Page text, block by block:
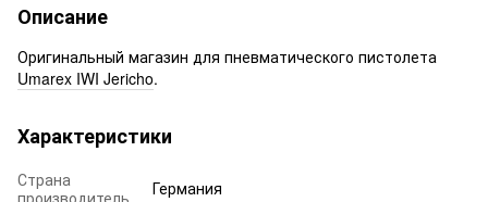
Описание
Оригинальный магазин для пневматического пистолета
Umarex IWI Jericho.
Характеристики
Страна
производитель
Германия